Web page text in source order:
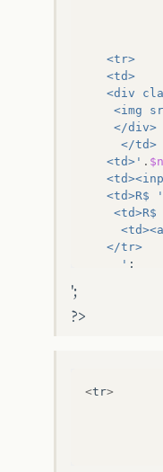
   <tr>
   <td>
<div
<img
    </div>
   <td>'
.
   <td>R$ '
<td>R$
   </tr>
     '
;
';
?>
<tr>